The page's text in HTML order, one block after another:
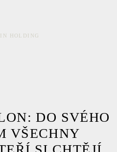
HOLDING
DO SVÉHO
VŠECHNY